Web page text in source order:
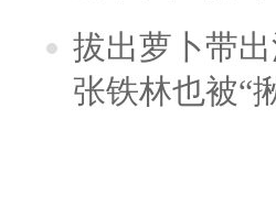
拔出萝卜带
张铁林也被“